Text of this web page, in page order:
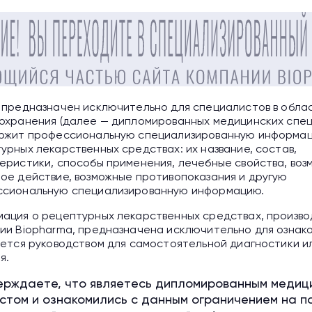
50 мл
инфузий 10%
заместительной
и профилактики
вызванных
и вирусными
терапии
аутоиммунных
Биовен 100 мл
раствор для инфузий 10%
в качестве
иммунотерапии
для лечения и
заболеваний, вызванных
инфекциями
иммуномодулирующей
для лечения
заболеваний
Биовен
исключительно для специалистов в
(далее — дипломированных медицинских
профессиональную специализированную
лекарственных средствах: их название, состав,
способы применения, лечебные свойства,
действие, возможные противопоказания и другую
специализированную информацию.
о рецептурных лекарственных средствах,
Biopharma, предназначена исключительно для
руководством для самостоятельной диагностики
что являетесь дипломированным
и ознакомились с данным ограничением на